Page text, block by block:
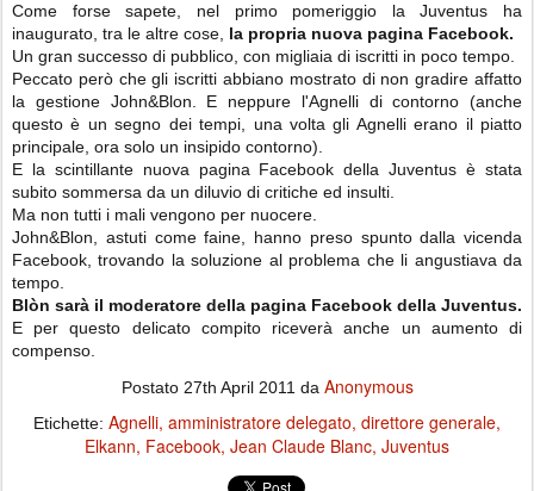
Come forse sapete, nel primo pomeriggio la Juventus ha
inaugurato, tra le altre cose, la propria nuova pagina Facebook.
Un gran successo di pubblico, con migliaia di iscritti in poco tempo.
Peccato però che gli iscritti abbiano mostrato di non gradire affatto
la gestione John&Blon. E neppure l'Agnelli di contorno (anche
questo è un segno dei tempi, una volta gli Agnelli erano il piatto
principale, ora solo un insipido contorno).
E la scintillante nuova pagina Facebook della Juventus è stata
subito sommersa da un diluvio di critiche ed insulti.
Ma non tutti i mali vengono per nuocere.
John&Blon, astuti come faine, hanno preso spunto dalla vicenda
Facebook, trovando la soluzione al problema che li angustiava da
tempo.
Blòn sarà il moderatore della pagina Facebook della Juventus.
E per questo delicato compito riceverà anche un aumento di
compenso.
Postato 27th April 2011 da Anonymous
Etichette: Agnelli amministratore delegato direttore generale
Elkann Facebook Jean Claude Blanc Juventus